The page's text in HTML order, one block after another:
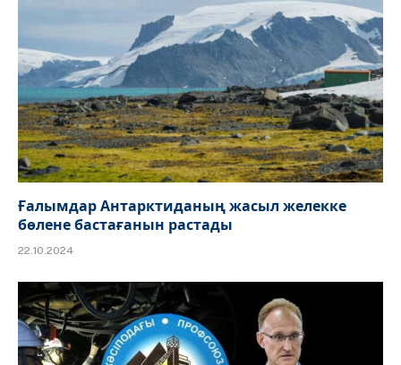
Ғалымдар Антарктиданың жасыл желекке
бөлене бастағанын растады
22.10.2024